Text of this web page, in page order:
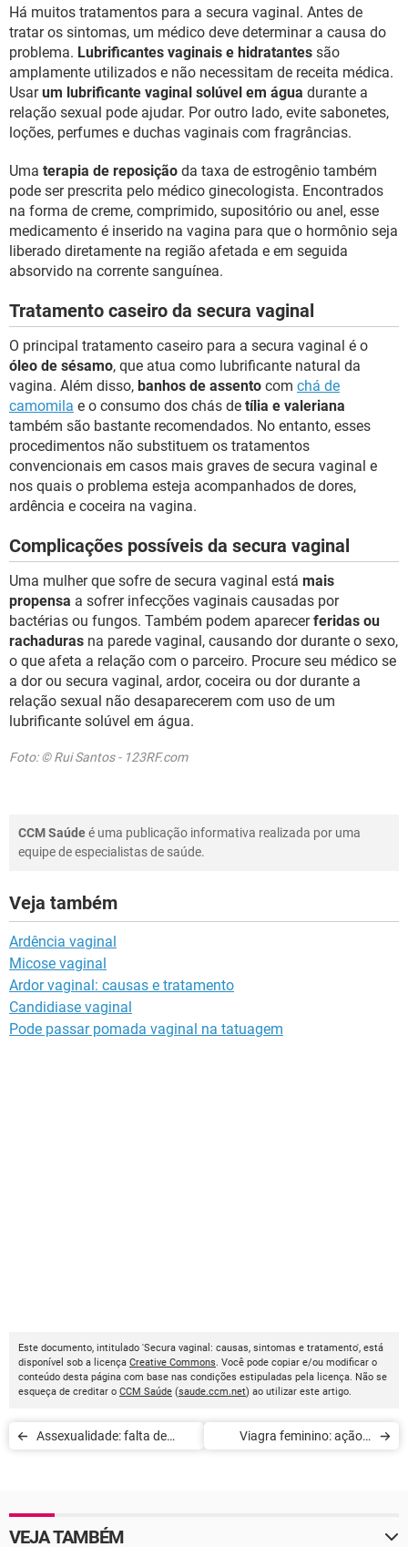
Há muitos tratamentos para a secura vaginal. Antes de
tratar os sintomas, um médico deve determinar a causa do
problema. Lubrificantes vaginais e hidratantes são
amplamente utilizados e não necessitam de receita médica.
Usarum lubrificante vaginal solúvel em água durante a
relação sexual pode ajudar. Por outro lado, evite sabonetes,
loções, perfumes e duchas vaginais com fragrâncias.
Uma terapia de reposição da taxa de estrogênio também
pode ser prescrita pelo médico ginecologista. Encontrados
na forma de creme, comprimido, supositório ou anel, esse
medicamento é inserido na vagina para que o hormônio seja
liberado diretamente na região afetada e em seguida
absorvido na corrente sanguínea.
Tratamento caseiro da secura vaginal
O principal tratamento caseiro para a secura vaginal é o
óleo de sésamo, que atua como lubrificante natural da
vagina. Além disso, banhos de assento com chá de
camomila e o consumo dos chás de tília e valeriana
também são bastante recomendados. No entanto, esses
procedimentos não substituem os tratamentos
convencionais em casos mais graves de secura vaginal e
nos quais o problema esteja acompanhados de dores,
ardência e coceira na vagina.
Complicações possíveis da secura vaginal
Uma mulher que sofre de secura vaginal está mais
propensa a sofrer infecções vaginais causadas por
bactérias ou fungos. Também podem aparecerferidas ou
rachaduras na parede vaginal, causando dor durante o sexo,
o que afeta a relação com o parceiro. Procure seu médico se
a dor ou secura vaginal, ardor, coceira ou dor durante a
relação sexual não desaparecerem com uso de um
lubrificante solúvel em água.
Foto: © Rui Santos - 123RF.com
CCM Saúdeé uma publicação informativa realizada por uma
equipe de especialistas de saúde.
Veja também
Ardência vaginal
Micose vaginal
Ardor vaginal: causas e tratamento
Candidiase vaginal
Pode passar pomada vaginal na tatuagem
Este documento, intitulado 'Secura vaginal: causas, sintomas e tratamento', está
disponível sob a licença Creative Commons. Você pode copiar e/ou modificar o
conteúdo desta página com base nas condições estipuladas pela licença. Não se
esqueça de creditar o CCM Saúde (saude.ccm.net) ao utilizar este artigo.
Assexualidade: falta de
Viagra feminino: ação e
VEJA TAMBÉM